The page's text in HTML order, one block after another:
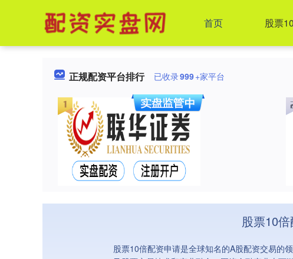
首页 股票
正规配资平台排行 已收录999+家平台
股票10
股票10倍配资申请是全球知名的A股配资交易的